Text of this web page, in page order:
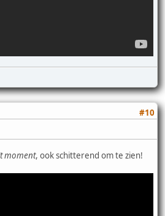
#10
moment, ook schitterend om te zien!